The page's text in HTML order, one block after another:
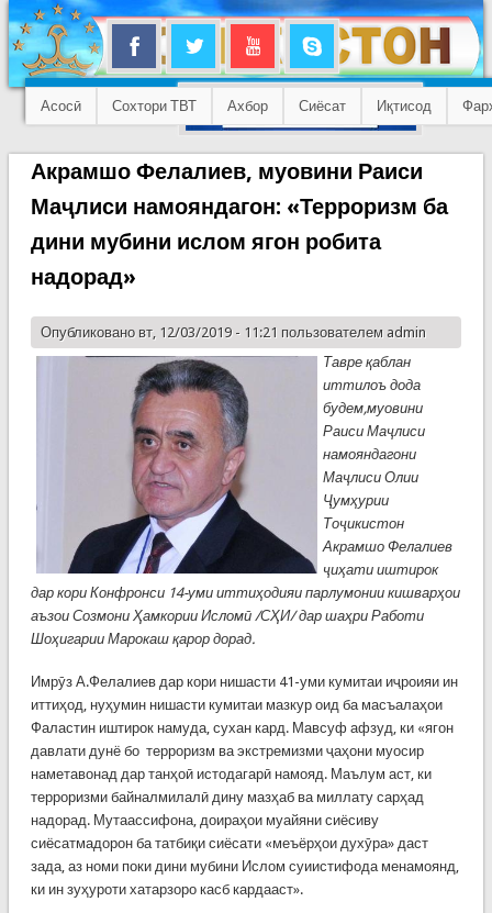
Асосӣ Сохтори ТВТ Ахбор Сиёсат Иқтисод
Акрамшо Фелалиев, муовини Раиси
Маҷлиси намояндагон: «Терроризм ба
дини мубини ислом ягон робита
надорад»
Опубликовано вт, 12/03/2019 - 11:21 пользователем admin
Тавре қаблан
иттилоъ дода
будем,муовини
Раиси Маҷлиси
намояндагони
Маҷлиси Олии
Ҷумҳурии
Тоҷикистон
Акрамшо Фелалиев
ҷиҳати иштирок
дар кори Конфронси 14-уми иттиҳодияи парлумонии кишварҳои
аъзои Созмони Ҳамкории Исломӣ /СҲИ/ дар шаҳри Работи
Шоҳигарии Марокаш қарор дорад.
Имрӯз А.Фелалиев дар кори нишасти 41-уми кумитаи иҷроияи ин
иттиҳод, нуҳумин нишасти кумитаи мазкур оид ба масъалаҳои
Фаластин иштирок намуда, сухан кард. Мавсуф афзуд, ки «ягон
давлати дунё бо терроризм ва экстремизми ҷаҳони муосир
наметавонад дар танҳоӣ истодагарӣ намояд. Маълум аст, ки
терроризми байналмилалӣ дину мазҳаб ва миллату сарҳад
надорад. Мутаассифона, доираҳои муайяни сиёсиву
сиёсатмадорон ба татбиқи сиёсати «меъёрҳои духӯра» даст
зада, аз номи поки дини мубини Ислом суиистифода менамоянд,
ки ин зуҳуроти хатарзоро касб кардааст».